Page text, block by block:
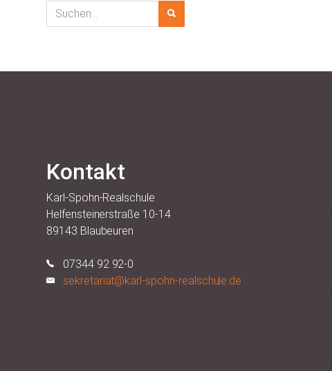
Kontakt
Karl-Spohn-Realschule
Helfensteinerstraße 10-14
89143 Blaubeuren
07344 92 92-0
sekretariat@karl-spohn-realschule.de